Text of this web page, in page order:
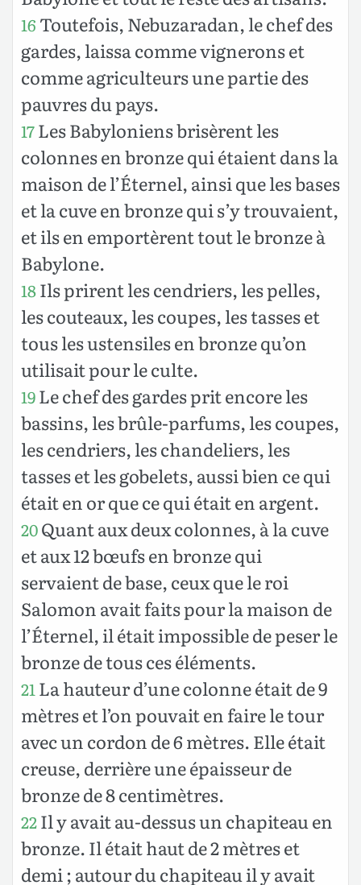
16 Toutefois, Nebuzaradan, le chef des
gardes, laissa comme vignerons et
comme agriculteurs une partie des
pauvres du pays.
17Les Babyloniens brisèrent les
colonnes en bronze qui étaient dans la
maison de l’Éternel, ainsi que les bases
et la cuve en bronze qui s’y trouvaient,
et ils en emportèrent tout le bronze à
Babylone.
18Ils prirent les cendriers, les pelles,
les couteaux, les coupes, les tasses et
tous les ustensiles en bronze qu’on
utilisait pour le culte.
19Le chef des gardes prit encore les
bassins, les brûle-parfums, les coupes,
les cendriers, les chandeliers, les
tasses et les gobelets, aussi bien ce qui
était en or que ce qui était en argent.
20Quant aux deux colonnes, à la cuve
et aux 12 bœufs en bronze qui
servaient de base, ceux que le roi
Salomon avait faits pour la maison de
l’Éternel, il était impossible de peser le
bronze de tous ces éléments.
21La hauteur d’une colonne était de 9
mètres et l’on pouvait en faire le tour
avec un cordon de 6 mètres. Elle était
creuse, derrière une épaisseur de
bronze de 8 centimètres.
22Il y avait au-dessus un chapiteau en
bronze. Il était haut de 2 mètres et
demi ; autour du chapiteau il y avait